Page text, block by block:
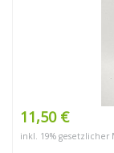
11,50 €
inkl. 19% gesetzlicher